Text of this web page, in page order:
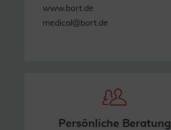
www.bort.de
medical@bort.de
Persönliche Beratung